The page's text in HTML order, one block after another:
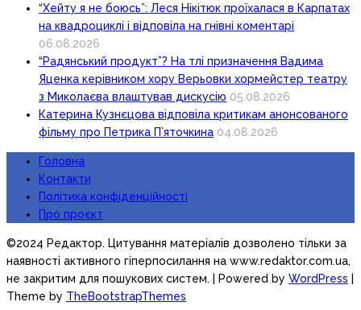
“Хейту я не боюсь”: Леся Нікітюк проїхалася в Карпатах
на квадроциклі і відповіла на гнівні коментарі
06.08.2026
“Радянський продукт”? На тлі призначення Вадима
Яценка керівником хору Верьовки хормейстер театру
з Миколаєва влаштував дискусію 05.08.2026
Катерина Кузнєцова відповіла критикам анонсованого
фільму про Петрика П’яточкина 04.08.2026
Головна
Контакти
Політика конфіденційності
Про проєкт
©2024 Редактор. Цитування матеріалів дозволено тільки за
наявності активного гіперпосилання на www.redaktor.com.ua,
не закритим для пошукових систем. | Powered by WordPress |
Theme by TheBootstrapThemes